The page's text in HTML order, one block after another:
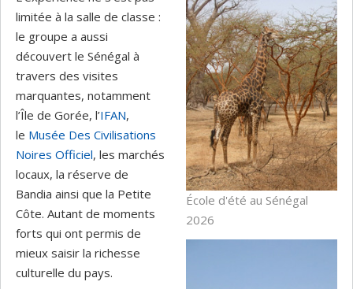
École d'été au Sénégal
2026
limitée à la salle de classe :
le groupe a aussi
découvert le Sénégal à
travers des visites
marquantes, notamment
l’Île de Gorée, l’IFAN,
le Musée Des Civilisations
Noires Officiel, les marchés
locaux, la réserve de
Bandia ainsi que la Petite
Côte. Autant de moments
forts qui ont permis de
mieux saisir la richesse
culturelle du pays.